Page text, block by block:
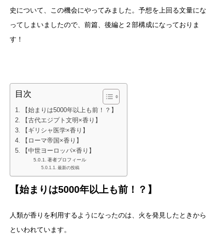
史について、この機会にやってみました。予想を上回る文量にな
ってしまいましたので、前篇、後編と２部構成になっておりま
す！
目次
【始まりは5000年以上も前！？】
【古代エジプト文明×香り】
【ギリシャ医学×香り】
【ローマ帝国×香り】
【中世ヨーロッパ×香り】
著者プロフィール
最新の投稿
【始まりは5000年以上も前！？】
人類が香りを利用するようになったのは、火を発見したときから
といわれています。